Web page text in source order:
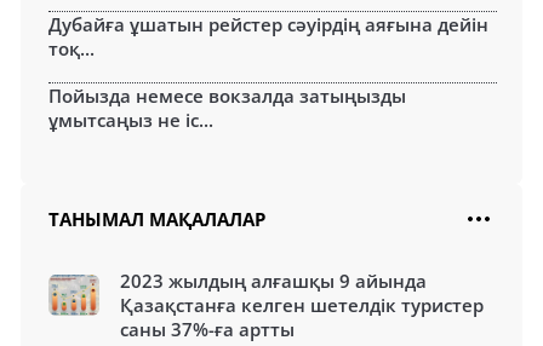
Дубайға ұшатын рейстер сәуірдің аяғына дейін
тоқ...
Пойызда немесе вокзалда затыңызды
ұмытсаңыз не іс...
ТАНЫМАЛ МАҚАЛАЛАР
2023 жылдың алғашқы 9 айында
Қазақстанға келген шетелдік туристер
саны 37%-ға артты